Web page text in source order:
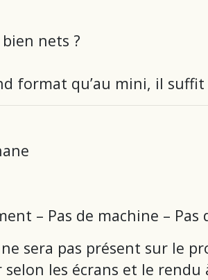
nets ?
format qu’au mini, il
– Pas de machine – Pas
sera pas présent sur le
les écrans et le rendu